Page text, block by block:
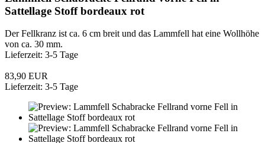
Sattellage Stoff bordeaux rot
Der Fellkranz ist ca. 6 cm breit und das Lammfell hat eine Wollhöhe
von ca. 30 mm.
Lieferzeit: 3-5 Tage
83,90 EUR
Lieferzeit: 3-5 Tage